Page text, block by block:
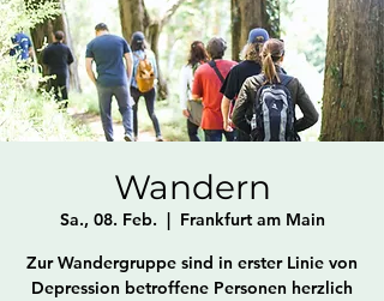
Wandern
Sa., 08. Feb.
  |
Frankfurt am Main
Zur Wandergruppe sind in erster Linie von
Depression betroffene Personen herzlich